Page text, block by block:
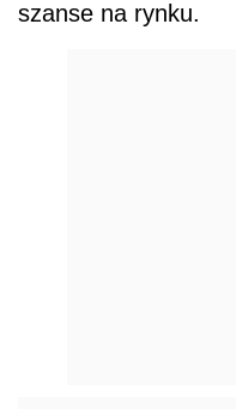
szanse na rynku.